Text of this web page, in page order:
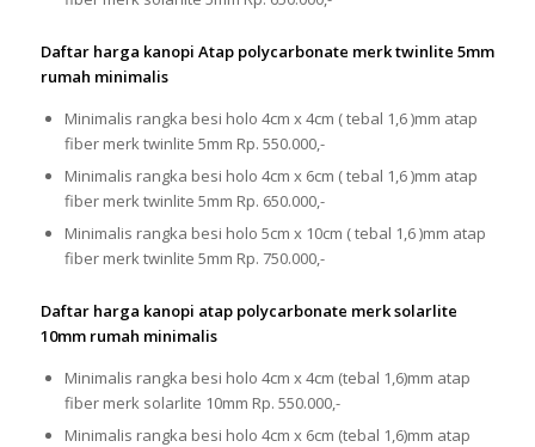
Daftar harga kanopi Atap polycarbonate merk twinlite 5mm
rumah minimalis
Minimalis rangka besi holo 4cm x 4cm ( tebal 1,6 )mm atap
fiber merk twinlite 5mm Rp. 550.000,-
Minimalis rangka besi holo 4cm x 6cm ( tebal 1,6 )mm atap
fiber merk twinlite 5mm Rp. 650.000,-
Minimalis rangka besi holo 5cm x 10cm ( tebal 1,6 )mm atap
fiber merk twinlite 5mm Rp. 750.000,-
Daftar harga kanopi atap polycarbonate merk solarlite
10mm rumah minimalis
Minimalis rangka besi holo 4cm x 4cm (tebal 1,6)mm atap
fiber merk solarlite 10mm Rp. 550.000,-
Minimalis rangka besi holo 4cm x 6cm (tebal 1,6)mm atap